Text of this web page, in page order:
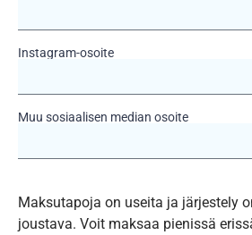
Instagram-osoite
Muu sosiaalisen median osoite
Maksutapoja on useita ja järjestely
joustava. Voit maksaa pienissä